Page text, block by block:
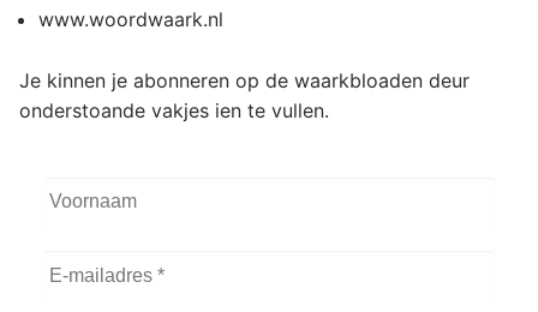
www.woordwaark.nl
Je kinnen je abonneren op de waarkbloaden deur
onderstoande vakjes ien te vullen.